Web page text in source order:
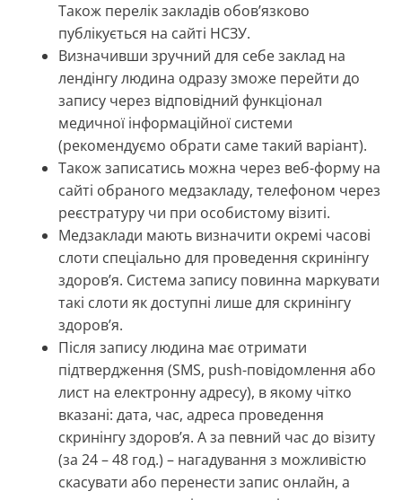
Також перелік закладів обовʼязково
публікується на сайті НСЗУ.
Визначивши зручний для себе заклад на
лендінгу людина одразу зможе перейти до
запису через відповідний функціонал
медичної інформаційної системи
(рекомендуємо обрати саме такий варіант).
Також записатись можна через веб-форму на
сайті обраного медзакладу, телефоном через
реєстратуру чи при особистому візиті.
Медзаклади мають визначити окремі часові
слоти спеціально для проведення скринінгу
здоров’я. Система запису повинна маркувати
такі слоти як доступні лише для скринінгу
здоров’я.
Після запису людина має отримати
підтвердження (SMS, push-повідомлення або
лист на електронну адресу), в якому чітко
вказані: дата, час, адреса проведення
скринінгу здоров’я. А за певний час до візиту
(за 24 – 48 год.) – нагадування з можливістю
скасувати або перенести запис онлайн, а